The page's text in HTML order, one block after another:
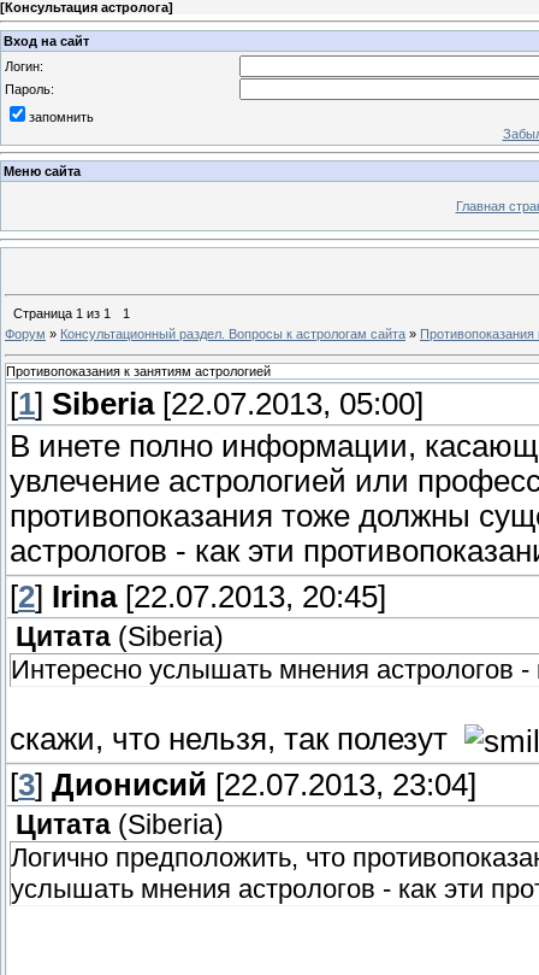
[Консультация астролога]
Вход на сайт
Логин:
Пароль:
запомнить
Меню сайта
Главная
Страница 1 из 1
1
Форум » Консультационный раздел. Вопросы к астрологам сайта » Противопоказания
Противопоказания к занятиям астрологией
[1] Siberia[22.07.2013, 05:00]
В инете полно информации,
увлечение астрологией или
противопоказания тоже должны
астрологов - как эти
[2] Irina[22.07.2013, 20:45]
Цитата (Siberia)
Интересно услышать мнения астрологов -
скажи, что нельзя, так полезут
[3] Дионисий [22.07.2013, 23:04]
Цитата (Siberia)
Логично предположить, что
услышать мнения астрологов - как эти